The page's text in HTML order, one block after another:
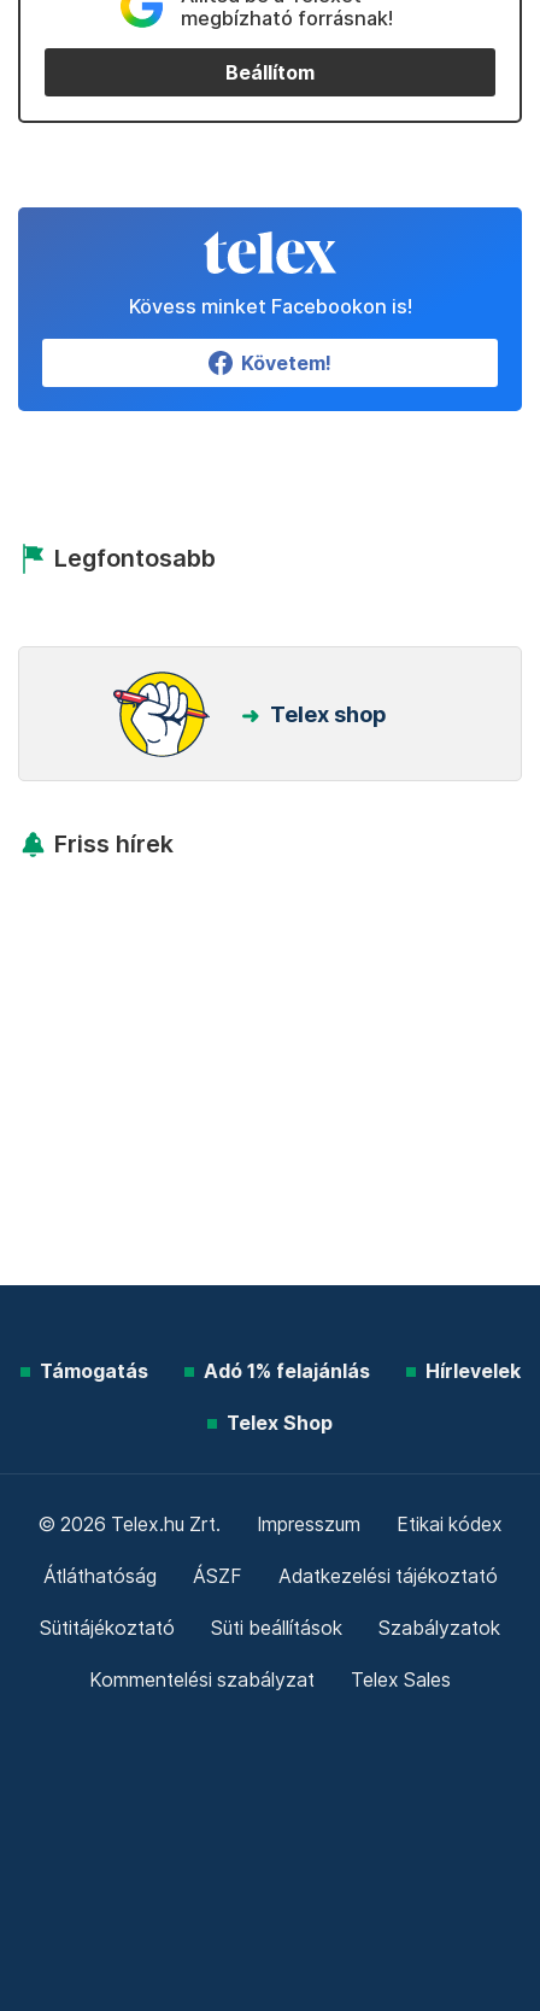
megbízható forrásnak!
Beállítom
Kövess minket Facebookon is!
Követem!
Legfontosabb
Telex shop
Friss hírek
Támogatás Adó 1% felajánlás Hírlevelek
Telex Shop
© 2026 Telex.hu Zrt. Impresszum Etikai kódex
Átláthatóság ÁSZF Adatkezelési tájékoztató
Sütitájékoztató Süti beállítások Szabályzatok
Kommentelési szabályzat Telex Sales